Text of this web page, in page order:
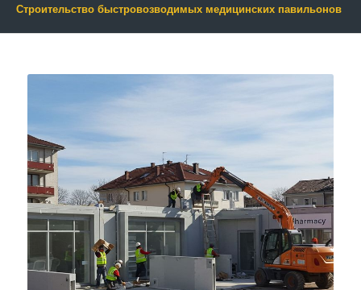
Строительство быстровозводимых медицинских павильонов